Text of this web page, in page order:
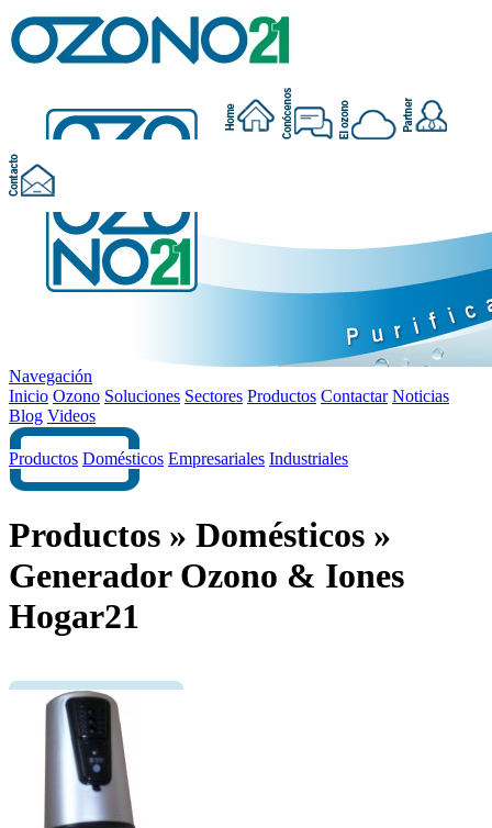
Navegación
Inicio Ozono Soluciones Sectores Productos Contactar Noticias
Blog Videos
Productos Domésticos Empresariales Industriales
Productos » Domésticos »
Generador Ozono & Iones
Hogar21